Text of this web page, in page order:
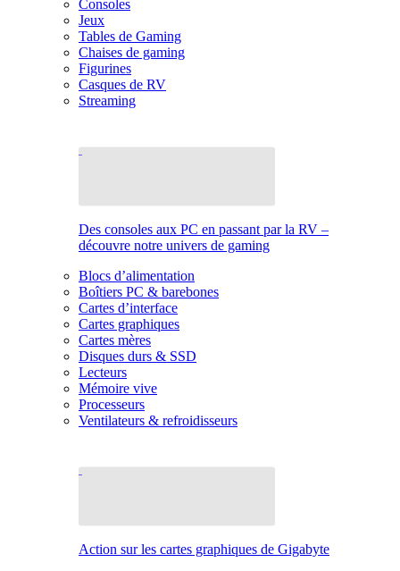
Consoles
Jeux
Tables de Gaming
Chaises de gaming
Figurines
Casques de RV
Streaming
Des consoles aux PC en passant par la RV –
découvre notre univers de gaming
Blocs d’alimentation
Boîtiers PC & barebones
Cartes d’interface
Cartes graphiques
Cartes mères
Disques durs & SSD
Lecteurs
Mémoire vive
Processeurs
Ventilateurs & refroidisseurs
Action sur les cartes graphiques de Gigabyte